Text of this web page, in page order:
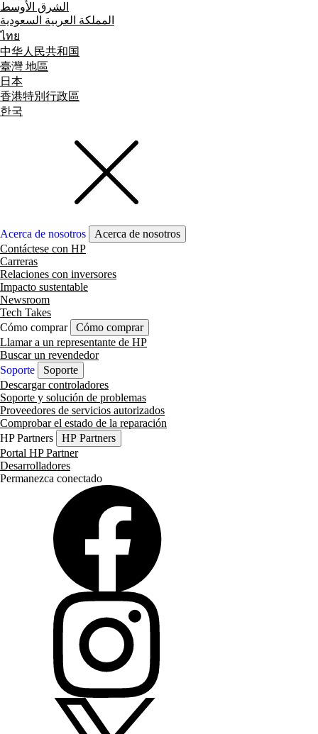
الشرق الأوسط
المملكة العربية السعودية
ไทย
中华人民共和国
臺灣 地區
日本
香港特別行政區
한국
Acerca de nosotros
Acerca de nosotros
Contáctese con HP
Carreras
Relaciones con inversores
Impacto sustentable
Newsroom
Tech Takes
Cómo comprar
Cómo comprar
Llamar a un representante de HP
Buscar un revendedor
Soporte
Soporte
Descargar controladores
Soporte y solución de problemas
Proveedores de servicios autorizados
Comprobar el estado de la reparación
HP Partners
HP Partners
Portal HP Partner
Desarrolladores
Permanezca conectado